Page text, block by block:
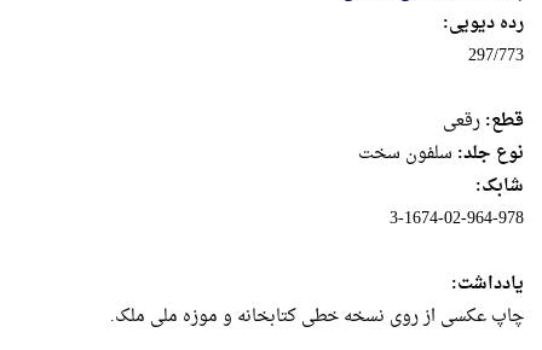
رده دیویی:
297/773
قطع:رقعى
نوع جلد: سلفون سخت
شابک:
3-1674-02-964-978
یادداشت:
چاپ عکسی از روی نسخه خطی کتابخانه و موزه ملی ملک.